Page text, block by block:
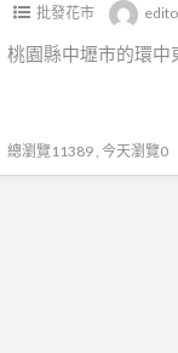
批發花市
桃園縣中壢市的環中
總瀏覽11389 , 今天瀏覽0